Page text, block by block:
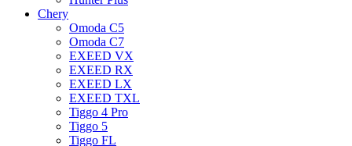
Chery
Omoda C5
Omoda C7
EXEED VX
EXEED RX
EXEED LX
EXEED TXL
Tiggo 4 Pro
Tiggo 5
Tiggo FL